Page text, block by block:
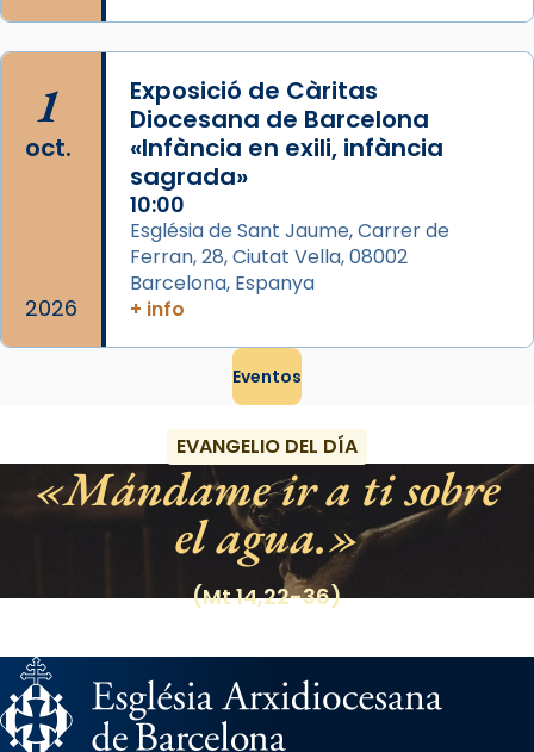
1
oct.
2026
Exposició de Càritas
Diocesana de Barcelona
«Infància en exili, infància
sagrada»
10:00
Església de Sant Jaume, Carrer de
Ferran, 28, Ciutat Vella, 08002
Barcelona, Espanya
+ info
Eventos
EVANGELIO DEL DÍA
Mándame ir a ti sobre
el agua.
(Mt 14,22-36)